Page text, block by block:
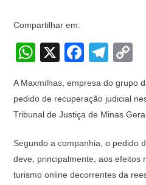
Compartilhar em:
W
at
s
p
p
X
F
c
e
o
o
T
e
gr
m
p
y
n
k
A Maxmilhas, empresa do grupo
pedido de recuperação judicial
Tribunal de Justiça de Minas
Segundo a companhia, o pedido
deve, principalmente, aos efeitos
turismo online decorrentes da